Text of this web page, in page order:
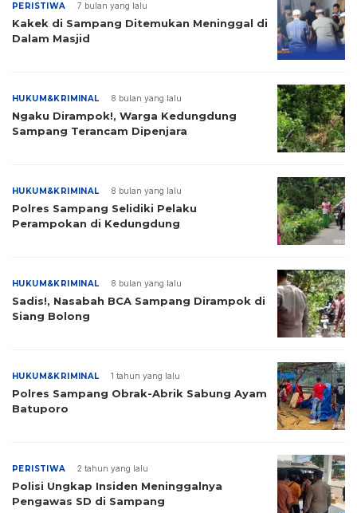
PERISTIWA 7 bulan yang lalu
Kakek di Sampang Ditemukan Meninggal di
Dalam Masjid
HUKUM&KRIMINAL 8 bulan yang lalu
Ngaku Dirampok!, Warga Kedungdung
Sampang Terancam Dipenjara
HUKUM&KRIMINAL 8 bulan yang lalu
Polres Sampang Selidiki Pelaku
Perampokan di Kedungdung
HUKUM&KRIMINAL 8 bulan yang lalu
Sadis!, Nasabah BCA Sampang Dirampok di
Siang Bolong
HUKUM&KRIMINAL 1 tahun yang lalu
Polres Sampang Obrak-Abrik Sabung Ayam
Batuporo
PERISTIWA 2 tahun yang lalu
Polisi Ungkap Insiden Meninggalnya
Pengawas SD di Sampang